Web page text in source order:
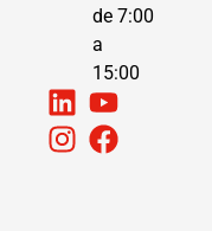
de 7:00
a
15:00